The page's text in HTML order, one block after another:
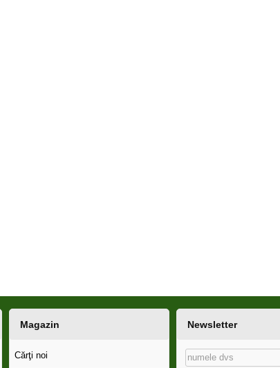
Magazin
Cărţi noi
Newsletter